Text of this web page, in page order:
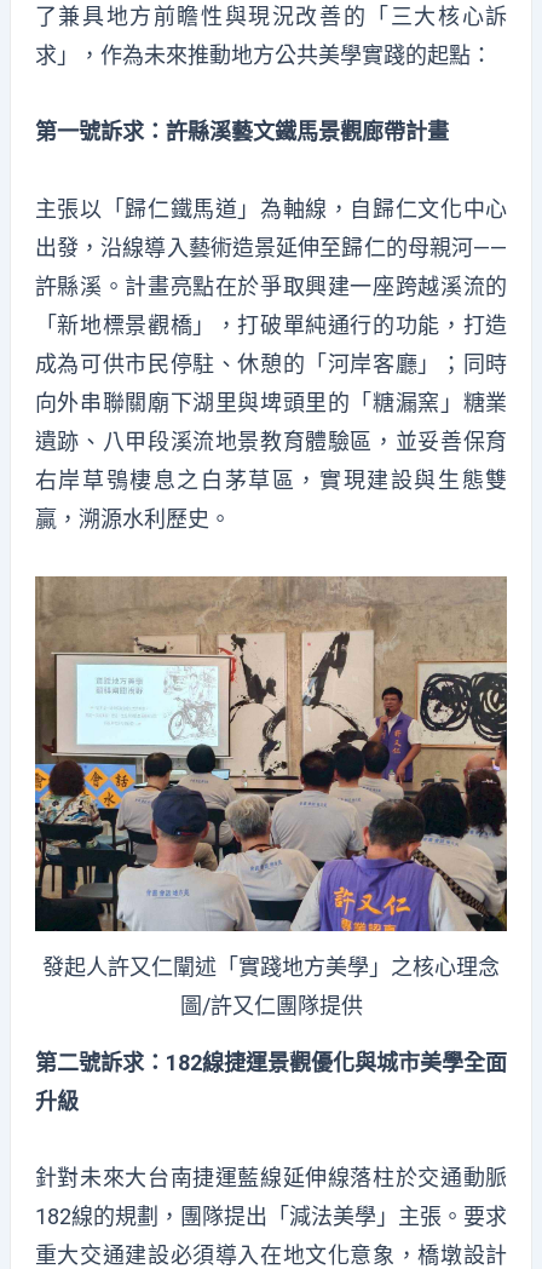
了兼具地方前瞻性與現況改善的「三大核心訴
求」，作為未來推動地方公共美學實踐的起點：
第一號訴求：許縣溪藝文鐵馬景觀廊帶計畫
主張以「歸仁鐵馬道」為軸線，自歸仁文化中心
出發，沿線導入藝術造景延伸至歸仁的母親河——
許縣溪。計畫亮點在於爭取興建一座跨越溪流的
「新地標景觀橋」，打破單純通行的功能，打造
成為可供市民停駐、休憩的「河岸客廳」；同時
向外串聯關廟下湖里與埤頭里的「糖漏窯」糖業
遺跡、八甲段溪流地景教育體驗區，並妥善保育
右岸草鴞棲息之白茅草區，實現建設與生態雙
贏，溯源水利歷史。
發起人許又仁闡述「實踐地方美學」之核心理念
圖/許又仁團隊提供
第二號訴求： 182線捷運景觀優化與城市美學全面
升級
針對未來大台南捷運藍線延伸線落柱於交通動脈
182線的規劃，團隊提出「減法美學」主張。要求
重大交通建設必須導入在地文化意象，橋墩設計